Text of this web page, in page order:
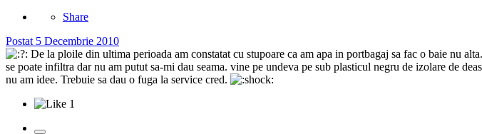
Share
Postat 5 Decembrie 2010
De la ploile din ultima perioada am constatat cu stupoare ca am apa in portbagaj sa fac o baie nu
se poate infiltra dar nu am putut sa-mi dau seama. vine pe undeva pe sub plasticul negru de izolare de
nu am idee. Trebuie sa dau o fuga la service cred.
1